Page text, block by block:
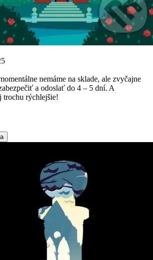
nemáme na sklade, ale zvyčajne
a odoslať do 4 – 5 dní. A
trochu rýchlejšie!